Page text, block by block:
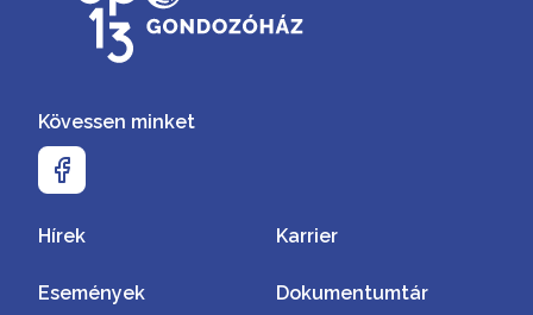
Kövessen minket
Hírek
Események
Karrier
Dokumentumtár